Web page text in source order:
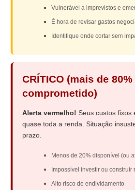
Vulnerável a imprevistos e
É hora de revisar gastos
Identifique onde cortar sem
CRÍTICO (mais de 80%
comprometido)
Alerta vermelho! Seus custos fixos
quase toda a renda. Situação
prazo.
Menos de 20% disponível (ou
Impossível investir ou
Alto risco de endividamento